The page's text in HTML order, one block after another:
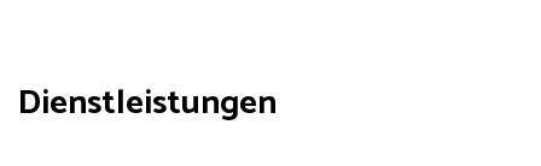
Dienstleistungen